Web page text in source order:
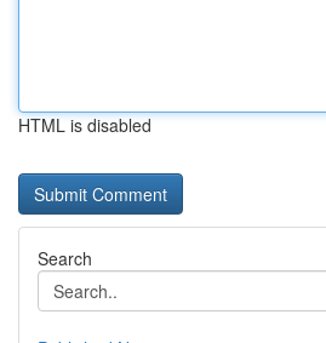
HTML is disabled
Search